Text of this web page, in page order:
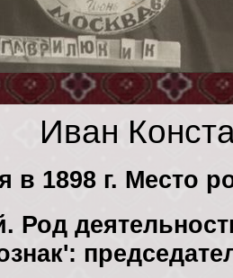
Иван
в 1898 г. Место
Род